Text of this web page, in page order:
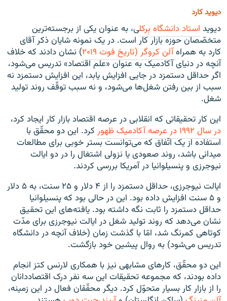
دیوید کارد
دیوید استاددانشگاهبرکلی، به عنوان یکی از برجسته‌ترین
متخصّصان حوزه بازار کار است. در یک نمونه‌ شایان ذکر آقای
کارد به همراهآلن کروگر (تاریخ فوت
) نشان دادند که خلاف
آنچه در دنیای آکادمیک به عنوان «علم اقتصاد» تدریس می‌شود،
اگر حداقل دستمزد در جایی افزایش یابد، این افزایش دستمزد نه
سبب از بین رفتن شغل‌ها می‌شود، و نه سبب توقّف روند تولید
شغل.
این کار تحقیقاتی که انقلابی در عرصه اقتصاد بازار کار ایجاد کرد،
در سال در عرصهآکادمیکظهور کرد. این دو محقّق با
استفاده از یک اتّفاق که می‌توانست بستر خوبی برای مطالعات
میدانی باشد، روند صعودی یا نزولی اشتغال را در دو ایالت
نیوجرزی و پنسیلوانیا در آمریکا بررسی کردند.
ایالت نیوجرزی، حداقل دستمزد را از ۴ دلار و ۲۵ سنت، به ۵ دلار
و ۵ سنت افزایش داده بود. این در حالی بود که پنسیلوانیا
حداقل دستمزد را ثابت نگه داشته بود. یافته‌های این تحقیق
نشان می‌دهد که روند تولید شغل در ایالت نیوجرزی برای مدّت
کوتاهی کمرنگ شد، امّا با گذشت زمان (خلاف آنچه در دانشگاه
تدریس می‌شود) به روال پیشین خود بازگشت.
این دو محقّق، کارهای مشابهی نیز با همکاری لارنس کتز انجام
داده بودند، که مجموعه تحقیقات این سه نفر درک اقتصاددانان
را از بازار کار بسیار متحوّل کرد. دیگر محقّقان فعال در این زمینه،